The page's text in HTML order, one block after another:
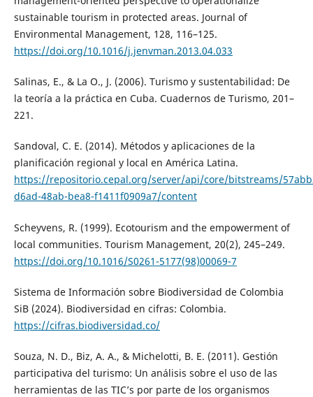
sustainable tourism in protected areas. Journal of
Environmental Management, 128, 116–125.
https://doi.org/10.1016/j.jenvman.2013.04.033
Salinas, E., & La O., J. (2006). Turismo y sustentabilidad: De
la teoría a la práctica en Cuba. Cuadernos de Turismo, 201–
221.
Sandoval, C. E. (2014). Métodos y aplicaciones de la
planificación regional y local en América Latina.
https://repositorio.cepal.org/server/api/core/bitstreams/
d6ad-48ab-bea8-f1411f0909a7/content
Scheyvens, R. (1999). Ecotourism and the empowerment of
local communities. Tourism Management, 20(2), 245–249.
https://doi.org/10.1016/S0261-5177(98)00069-7
Sistema de Información sobre Biodiversidad de Colombia
SiB (2024). Biodiversidad en cifras: Colombia.
https://cifras.biodiversidad.co/
Souza, N. D., Biz, A. A., & Michelotti, B. E. (2011). Gestión
participativa del turismo: Un análisis sobre el uso de las
herramientas de las TIC’s por parte de los organismos